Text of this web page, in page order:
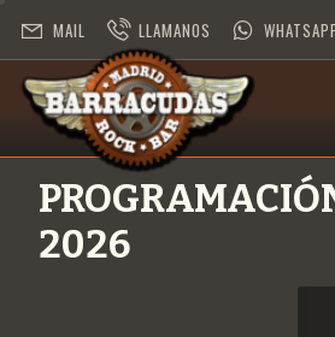
MAIL LLAMANOS
2026